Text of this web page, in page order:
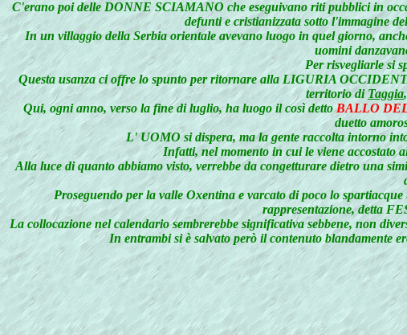
C'erano poi delle DONNE SCIAMANO che eseguivano riti pubblici in
defunti e cristianizzata sotto l'immagine
In un villaggio della Serbia orientale avevano luogo in quel giorno,
uomini
Per risvegliarle si
Questa usanza ci offre lo spunto per ritornare alla LIGURIA
territorio di Taggia
Qui, ogni anno, verso la fine di luglio, ha luogo il così dettoBALLO
duetto
L' UOMO si dispera, ma la gente raccolta intorno
Infatti, nel momento in cui le viene accostato
Alla luce di quanto abbiamo visto, verrebbe da congetturare dietro una
Proseguendo per la valle Oxentina e varcato di poco lo
rappresentazione, detta
La collocazione nel calendario sembrerebbe significativa sebbene, non
In entrambi si è salvato però il contenuto